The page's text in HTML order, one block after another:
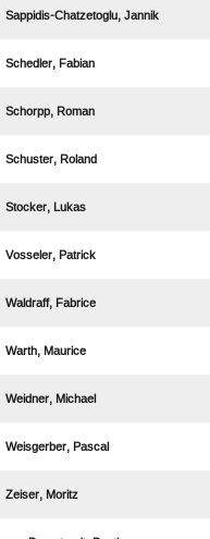
 
 
 
 
 
 
 
 
 
 
 